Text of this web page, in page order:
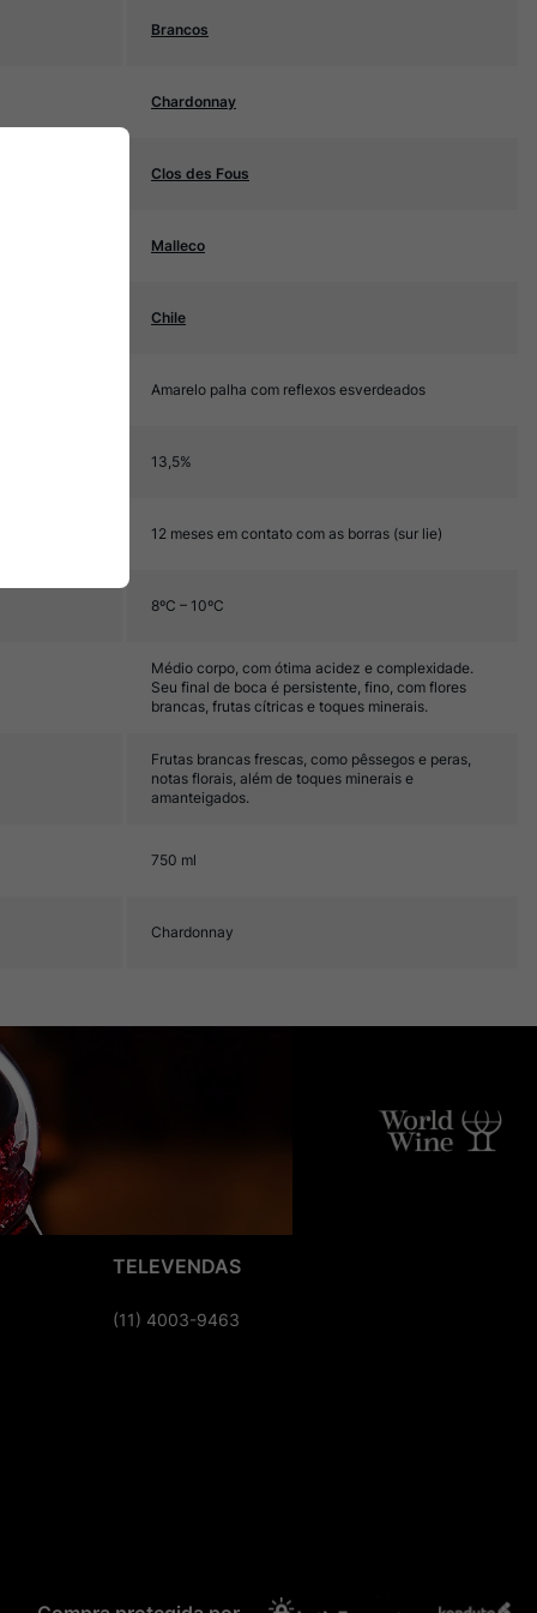
Brancos
Chardonnay
Clos des Fous
Malleco
Chile
Amarelo palha com reflexos esverdeados
13,5%
12 meses em contato com as borras (sur lie)
8ºC – 10ºC
Médio corpo, com ótima acidez e complexidade.
Seu final de boca é persistente, fino, com flores
brancas, frutas cítricas e toques minerais.
Frutas brancas frescas, como pêssegos e peras,
notas florais, além de toques minerais e
amanteigados.
750 ml
Chardonnay
TELEVENDAS
(11) 4003-9463